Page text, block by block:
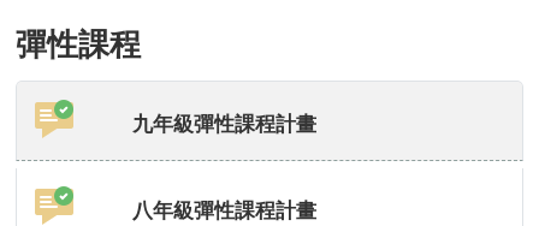
彈性課程
九年級彈性課程計畫
八年級彈性課程計畫